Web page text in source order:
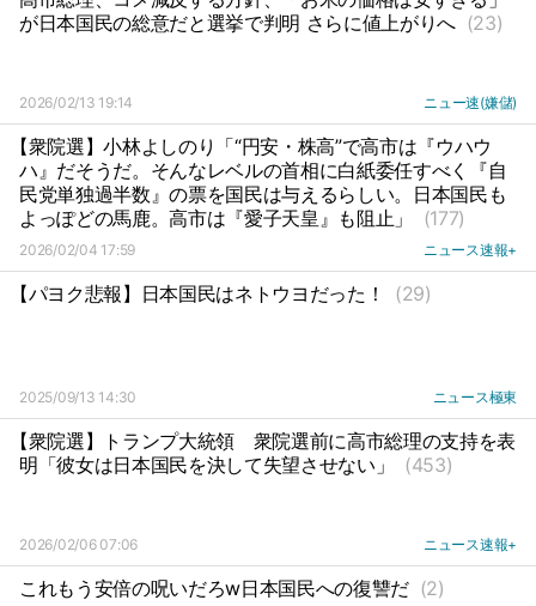
が日本国民の総意だと選挙で判明 さらに値上がりへ (23)
2026/02/13 19:14 ニュー速(嫌儲)
【衆院選】小林よしのり「“円安・株高”で高市は『ウハウ
ハ』だそうだ。そんなレベルの首相に白紙委任すべく『自
民党単独過半数』の票を国民は与えるらしい。日本国民も
よっぽどの馬鹿。高市は『愛子天皇』も阻止」
(177)
2026/02/04 17:59 ニュース速報+
【パヨク悲報】日本国民はネトウヨだった！ (29)
2025/09/13 14:30 ニュース極東
【衆院選】トランプ大統領
衆院選前に高市総理の支持を表
明「彼女は日本国民を決して失望させない」
(453)
2026/02/06 07:06 ニュース速報+
これもう安倍の呪いだろw日本国民への復讐だ (2)